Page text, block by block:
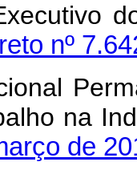
nº
na
de